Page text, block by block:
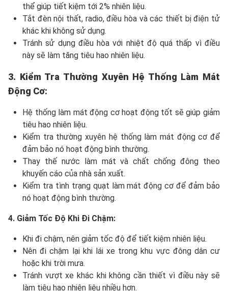
thể giúp tiết kiệm tới 2% nhiên liệu.
Tắt đèn nội thất, radio, điều hòa và các thiết bị điện tử
khác khi không sử dụng.
Tránh sử dụng điều hòa với nhiệt độ quá thấp vì điều
này sẽ làm tăng tiêu hao nhiên liệu.
3. Kiểm Tra Thường Xuyên Hệ Thống Làm Mát
Động Cơ:
Hệ thống làm mát động cơ hoạt động tốt sẽ giúp giảm
tiêu hao nhiên liệu.
Kiểm tra thường xuyên hệ thống làm mát động cơ để
đảm bảo nó hoạt động bình thường.
Thay thế nước làm mát và chất chống đông theo
khuyến cáo của nhà sản xuất.
Kiểm tra tình trạng quạt làm mát động cơ để đảm bảo
nó hoạt động bình thường.
4. Giảm Tốc Độ Khi Đi Chậm:
Khi đi chậm, nên giảm tốc độ để tiết kiệm nhiên liệu.
Nên đi chậm lại khi lái xe trong khu vực đông dân cư
hoặc khi trời mưa.
Tránh vượt xe khác khi không cần thiết vì điều này sẽ
làm tiêu hao nhiên liệu nhiều hơn.